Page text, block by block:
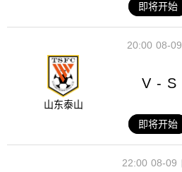
即将开始
08-09
20:00
山东泰山
V - S
即将开始
08-09
22:00